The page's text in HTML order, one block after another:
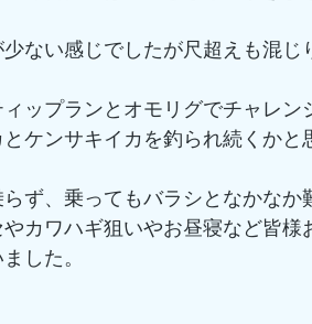
ない感じでしたが尺超えも混じ
ップランとオモリグでチャレン
ケンサキイカを釣られ続くかと
ず、乗ってもバラシとなかなか
カワハギ狙いやお昼寝など皆様
した。